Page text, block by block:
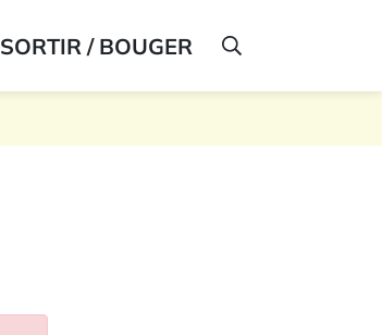
SORTIR / BOUGER AFFICHER LA